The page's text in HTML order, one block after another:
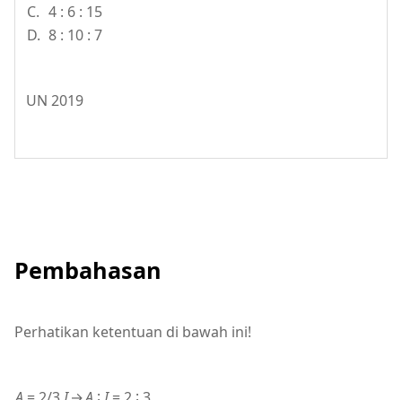
C. 4 : 6 : 15
D. 8 : 10 : 7
UN 2019
Pembahasan
Perhatikan ketentuan di bawah ini!